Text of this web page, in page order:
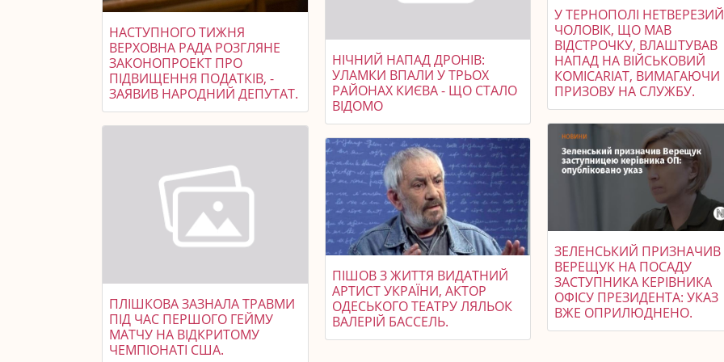
НАСТУПНОГО ТИЖНЯ
ВЕРХОВНА РАДА РОЗГЛЯНЕ
ЗАКОНОПРОЕКТ ПРО
ПІДВИЩЕННЯ ПОДАТКІВ, -
ЗАЯВИВ НАРОДНИЙ ДЕПУТАТ.
ПЛІШКОВА ЗАЗНАЛА ТРАВМИ
ПІД ЧАС ПЕРШОГО ГЕЙМУ
МАТЧУ НА ВІДКРИТОМУ
ЧЕМПІОНАТІ США.
НІЧНИЙ НАПАД ДРОНІВ:
УЛАМКИ ВПАЛИ У ТРЬОХ
РАЙОНАХ КИЄВА - ЩО СТАЛО
ВІДОМО
ПІШОВ З ЖИТТЯ ВИДАТНИЙ
АРТИСТ УКРАЇНИ, АКТОР
ОДЕСЬКОГО ТЕАТРУ ЛЯЛЬОК
ВАЛЕРІЙ БАССЕЛЬ.
У ТЕРНОПОЛІ НЕТВЕРЕЗИЙ
ЧОЛОВІК, ЩО МАВ
ВІДСТРОЧКУ, ВЛАШТУВАВ
НАПАД НА ВІЙСЬКОВИЙ
КОМІСARIAT, ВИМАГАЮЧИ
ПРИЗОВУ НА СЛУЖБУ.
ЗЕЛЕНСЬКИЙ ПРИЗНАЧИВ
ВЕРЕЩУК НА ПОСАДУ
ЗАСТУПНИКА КЕРІВНИКА
ОФІСУ ПРЕЗИДЕНТА: УКАЗ
ВЖЕ ОПРИЛЮДНЕНО.